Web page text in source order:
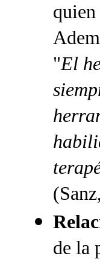
quien
"El
de la